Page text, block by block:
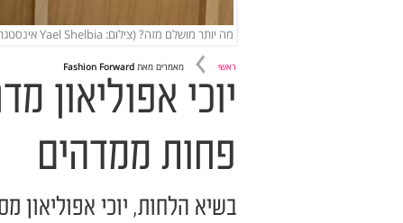
מה יותר מושלם מזה? (צילום: Yael Shelbia אינסטגרם)
ראשי מאמרים מאת Fashion Forward
יוכי אפוליאון
פחות ממדהים
בשיא הלחות, יוכי אפוליאון